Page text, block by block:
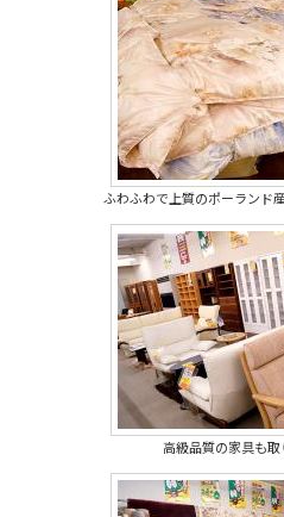
ふわふわで上質のポーランド
高級品質の家具も取